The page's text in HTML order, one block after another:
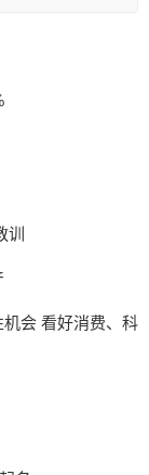
训
会 看好消费、科